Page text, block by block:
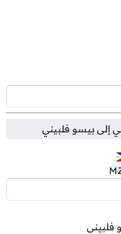
إلىبيسو فلبيني
فلبيني